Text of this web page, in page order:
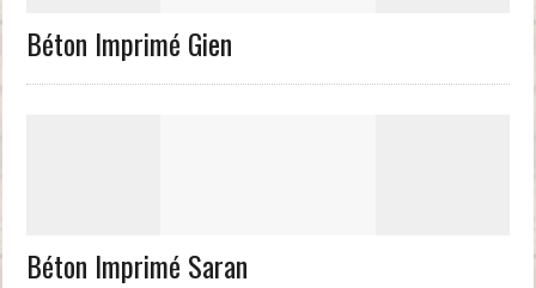
Béton Imprimé Gien
Béton Imprimé Saran